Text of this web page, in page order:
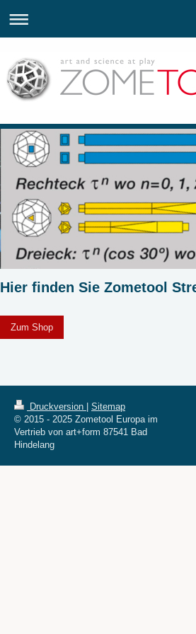
Hier finden Sie Zometool
Zum Shop
Druckversion
Sitemap
© 2015 - 2025 Zometool Europa im
Vertrieb von art+form 87541 Bad
Hindelang